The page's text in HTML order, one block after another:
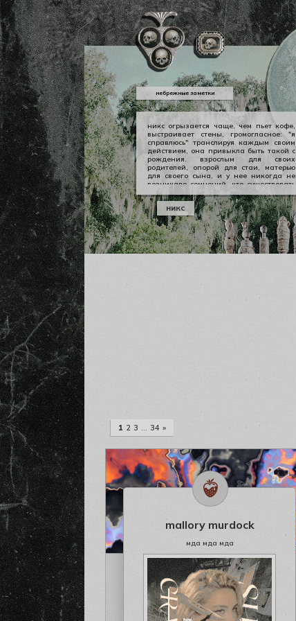
никс огрызается чаще, чем пьет кофе,
выстраивает стены, громогласное: "я
справлюсь" транслируя каждым своим
действием, она привыкла быть такой с
рождения. взрослым для своих
родителей, опорой для стаи, матерью
для своего сына, и у нее никогда не
возникало сомнений, что существовать
можно в принципе своем как-то иначе.
у никс опора — она сама, даже если
уже давно изломанная, совершенно
ненадежная, но помощи она просит
тогда, когда не остается уже выбора.
никс
небрежные заметки
1 2 3 … 34 »
mallory murdock
мда мда мда